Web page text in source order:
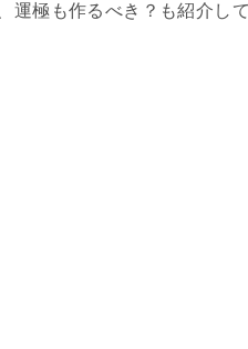
運極も作るべき？も紹介し